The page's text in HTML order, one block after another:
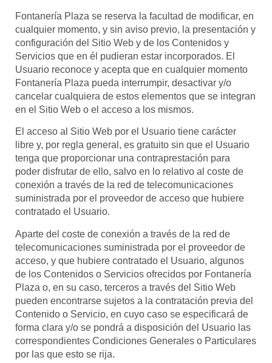
Fontanería Plaza se reserva la facultad de modificar, en
cualquier momento, y sin aviso previo, la presentación y
configuración del Sitio Web y de los Contenidos y
Servicios que en él pudieran estar incorporados. El
Usuario reconoce y acepta que en cualquier momento
Fontanería Plaza pueda interrumpir, desactivar y/o
cancelar cualquiera de estos elementos que se integran
en el Sitio Web o el acceso a los mismos.
El acceso al Sitio Web por el Usuario tiene carácter
libre y, por regla general, es gratuito sin que el Usuario
tenga que proporcionar una contraprestación para
poder disfrutar de ello, salvo en lo relativo al coste de
conexión a través de la red de telecomunicaciones
suministrada por el proveedor de acceso que hubiere
contratado el Usuario.
Aparte del coste de conexión a través de la red de
telecomunicaciones suministrada por el proveedor de
acceso, y que hubiere contratado el Usuario, algunos
de los Contenidos o Servicios ofrecidos por Fontanería
Plaza o, en su caso, terceros a través del Sitio Web
pueden encontrarse sujetos a la contratación previa del
Contenido o Servicio, en cuyo caso se especificará de
forma clara y/o se pondrá a disposición del Usuario las
correspondientes Condiciones Generales o Particulares
por las que esto se rija.